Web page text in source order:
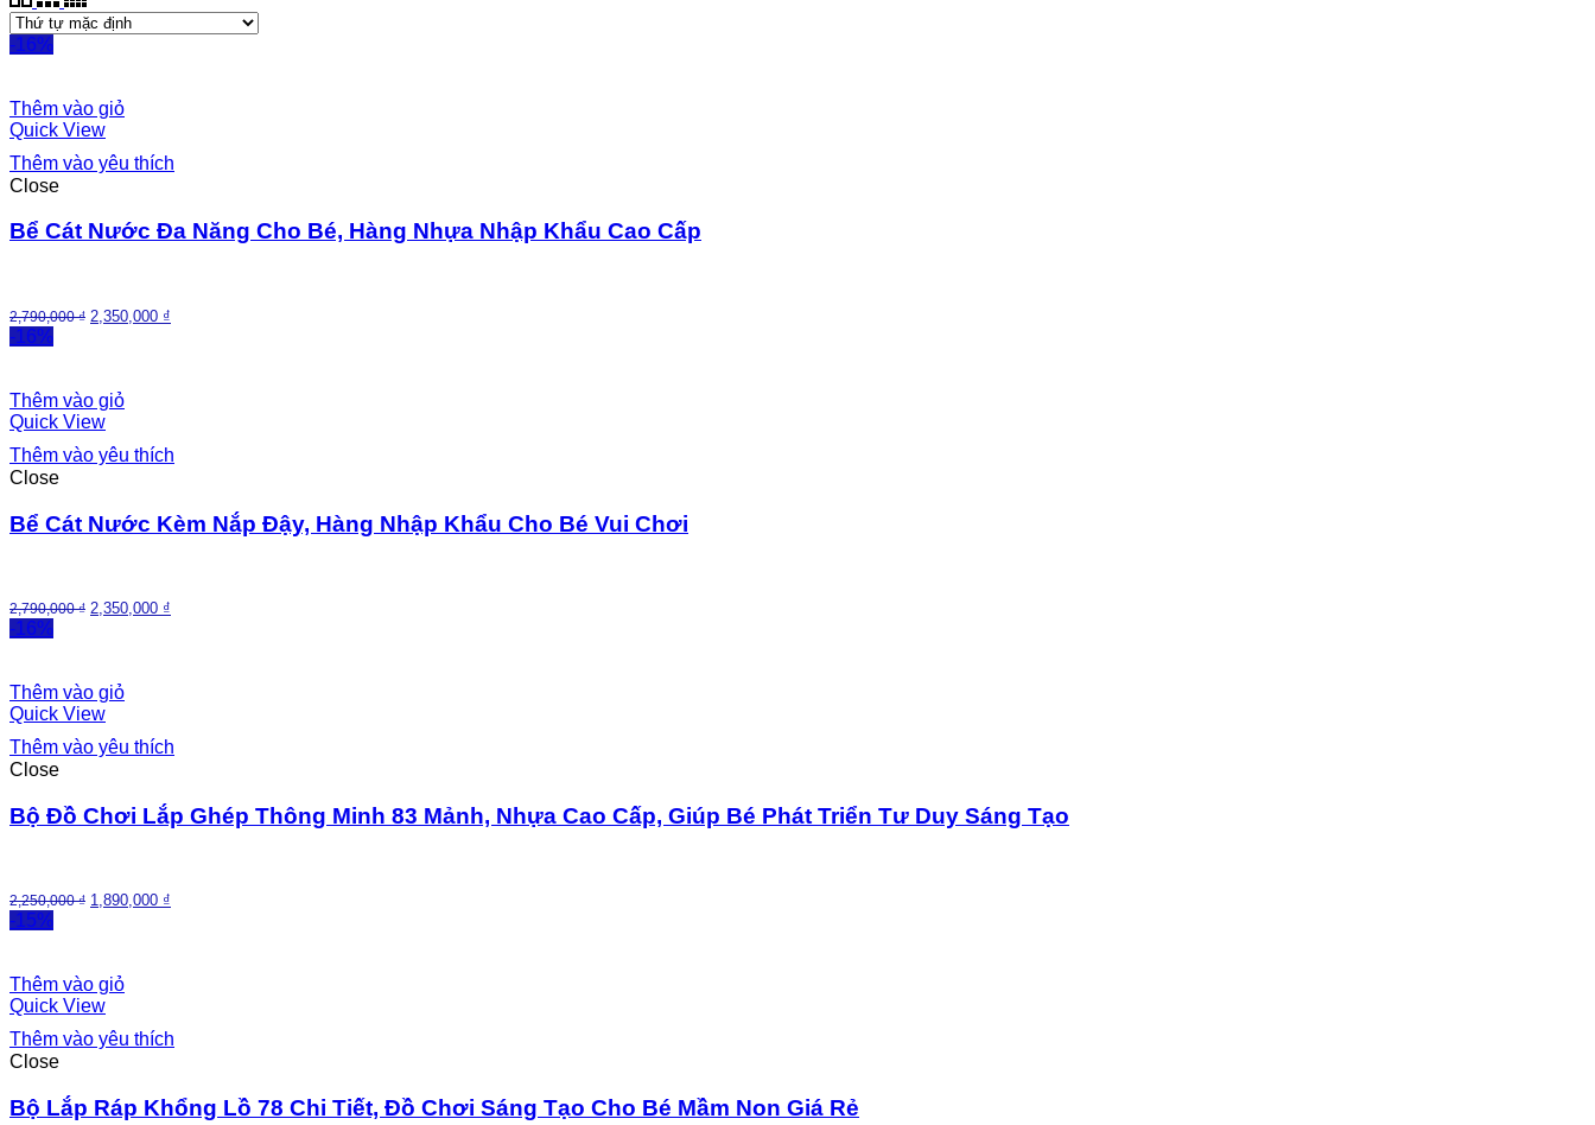
-16%
Thêm vào giỏ
Quick View
Thêm vào yêu thích
Close
Bể Cát Nước Đa Năng Cho Bé, Hàng Nhựa Nhập Khẩu Cao Cấp
2,790,000₫ 2,350,000 ₫
-16%
Thêm vào giỏ
Quick View
Thêm vào yêu thích
Close
Bể Cát Nước Kèm Nắp Đậy, Hàng Nhập Khẩu Cho Bé Vui Chơi
2,790,000₫ 2,350,000 ₫
-16%
Thêm vào giỏ
Quick View
Thêm vào yêu thích
Close
Bộ Đồ Chơi Lắp Ghép Thông Minh 83 Mảnh, Nhựa Cao Cấp, Giúp Bé Phát Triển Tư Duy Sáng Tạo
2,250,000₫ 1,890,000 ₫
-15%
Thêm vào giỏ
Quick View
Thêm vào yêu thích
Close
Bộ Lắp Ráp Khổng Lồ 78 Chi Tiết, Đồ Chơi Sáng Tạo Cho Bé Mầm Non Giá Rẻ